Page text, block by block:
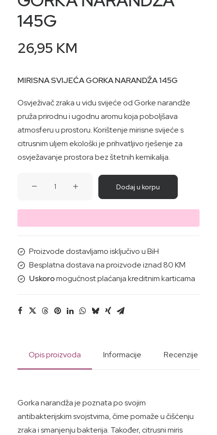
145G
26,95 KM
MIRISNA SVIJEĆA GORKA NARANDŽA 145G
Osvježivač zraka u vidu svijeće od Gorke narandže
pruža prirodnu i ugodnu aromu koja poboljšava
atmosferu u prostoru. Korištenje mirisne svijeće s
citrusnim uljem ekološki je prihvatljivo rješenje za
osvježavanje prostora bez štetnih kemikalija.
količina
Dodaj u korpu
Proizvode dostavljamo isključivo u BiH
Besplatna dostava na proizvode iznad 80 KM
Uskoromogućnost plaćanja kreditnim karticama
Opis proizvoda Informacije Recenzije
Gorka narandža je poznata po svojim
antibakterijskim svojstvima, čime pomaže u čišćenju
zraka i smanjenju bakterija. Također, citrusni miris